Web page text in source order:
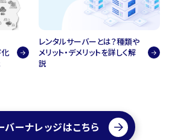
レンタルサーバーとは？種類や
メリット・デメリットを詳しく解
説
バーナレッジはこちら